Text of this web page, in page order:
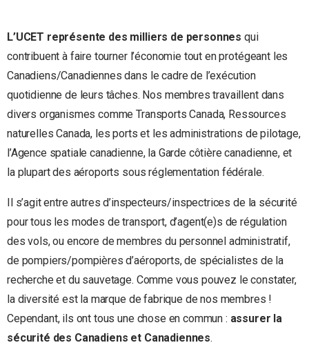
L’UCET représente des milliers de personnes qui
contribuent à faire tourner l’économie tout en protégeant les
Canadiens/Canadiennes dans le cadre de l’exécution
quotidienne de leurs tâches. Nos membres travaillent dans
divers organismes comme Transports Canada, Ressources
naturelles Canada, les ports et les administrations de pilotage,
l’Agence spatiale canadienne, la Garde côtière canadienne, et
la plupart des aéroports sous réglementation fédérale.
Il s’agit entre autres d’inspecteurs/inspectrices de la sécurité
pour tous les modes de transport, d’agent(e)s de régulation
des vols, ou encore de membres du personnel administratif,
de pompiers/pompières d’aéroports, de spécialistes de la
recherche et du sauvetage. Comme vous pouvez le constater,
la diversité est la marque de fabrique de nos membres !
Cependant, ils ont tous une chose en commun : assurer la
sécurité des Canadiens et Canadiennes.